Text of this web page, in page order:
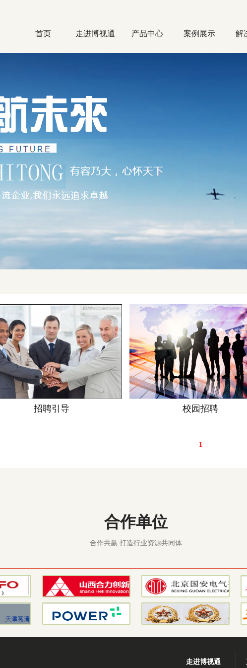
首页 走进博视通 产品中心 案例展示 解
招聘引导 校园招聘
1
合作单位
合作共赢 打造行业资源共同体
走进博视通